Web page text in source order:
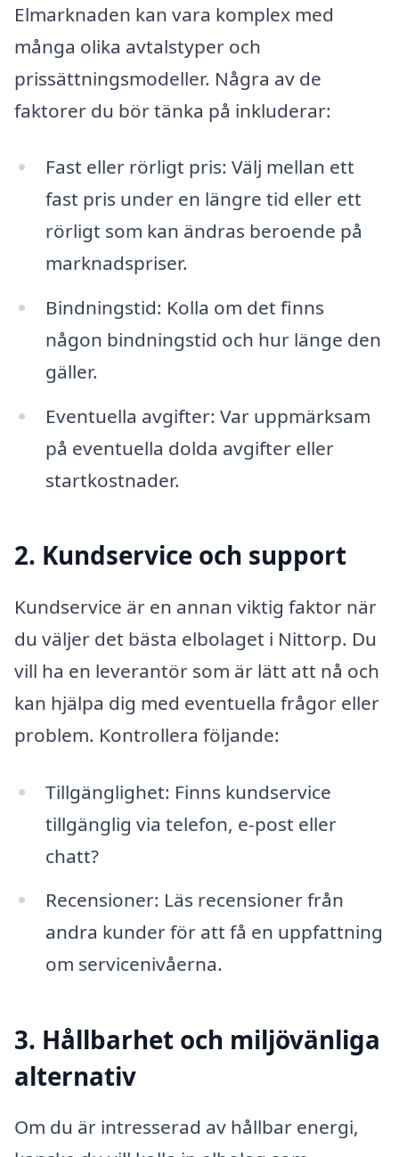
Elmarknaden kan vara komplex med
många olika avtalstyper och
prissättningsmodeller. Några av de
faktorer du bör tänka på inkluderar:
Fast eller rörligt pris: Välj mellan ett
fast pris under en längre tid eller ett
rörligt som kan ändras beroende på
marknadspriser.
Bindningstid: Kolla om det finns
någon bindningstid och hur länge den
gäller.
Eventuella avgifter: Var uppmärksam
på eventuella dolda avgifter eller
startkostnader.
2. Kundservice och support
Kundservice är en annan viktig faktor när
du väljer det bästa elbolaget i Nittorp. Du
vill ha en leverantör som är lätt att nå och
kan hjälpa dig med eventuella frågor eller
problem. Kontrollera följande:
Tillgänglighet: Finns kundservice
tillgänglig via telefon, e-post eller
chatt?
Recensioner: Läs recensioner från
andra kunder för att få en uppfattning
om servicenivåerna.
3. Hållbarhet och miljövänliga
alternativ
Om du är intresserad av hållbar energi,